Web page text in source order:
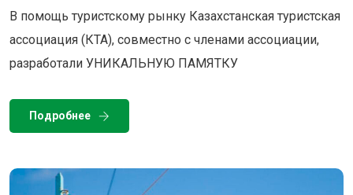
В помощь туристскому рынку Казахстанская туристская
ассоциация (КТА), совместно с членами ассоциации,
разработали УНИКАЛЬНУЮ ПАМЯТКУ
Подробнее